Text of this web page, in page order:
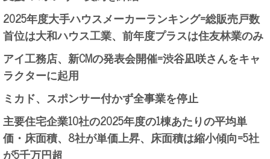
2025年度大手ハウスメーカーランキング=総販売戸数
首位は大和ハウス工業、前年度プラスは住友林業のみ
アイ工務店、新CMの発表会開催=渋谷凪咲さんをキャ
ラクターに起用
ミカド、スポンサー付かず全事業を停止
主要住宅企業10社の2025年度の1棟あたりの平均単
価・床面積、8社が単価上昇、床面積は縮小傾向=5社
が5千万円超